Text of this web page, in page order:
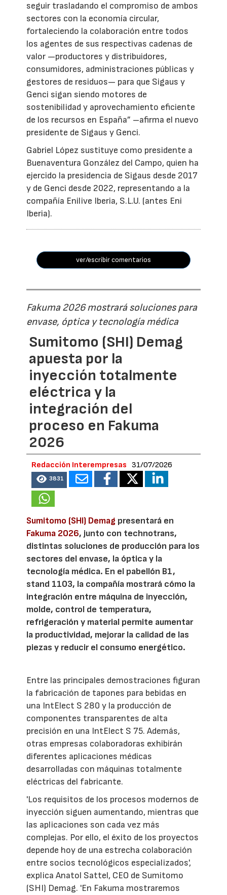
seguir trasladando el compromiso de ambos
sectores con la economía circular,
fortaleciendo la colaboración entre todos
los agentes de sus respectivas cadenas de
valor —productores y distribuidores,
consumidores, administraciones públicas y
gestores de residuos— para que Sigaus y
Genci sigan siendo motores de
sostenibilidad y aprovechamiento eficiente
de los recursos en España” –afirma el nuevo
presidente de Sigaus y Genci.
Gabriel López sustituye como presidente a
Buenaventura González del Campo, quien ha
ejercido la presidencia de Sigaus desde 2017
y de Genci desde 2022, representando a la
compañía Enilive Iberia, S.L.U. (antes Eni
Iberia).
ver/escribir comentarios
Fakuma 2026 mostrará soluciones para
envase, óptica y tecnología médica
Sumitomo (SHI) Demag
apuesta por la
inyección totalmente
eléctrica y la
integración del
proceso en Fakuma
2026
Redacción Interempresas 31/07/2026
3831
Sumitomo (SHI) Demag presentará en
Fakuma 2026, junto con technotrans,
distintas soluciones de producción para los
sectores del envase, la óptica y la
tecnología médica. En el pabellón B1,
stand 1103, la compañía mostrará cómo la
integración entre máquina de inyección,
molde, control de temperatura,
refrigeración y material permite aumentar
la productividad, mejorar la calidad de las
piezas y reducir el consumo energético.
Entre las principales demostraciones figuran
la fabricación de tapones para bebidas en
una IntElect S 280 y la producción de
componentes transparentes de alta
precisión en una IntElect S 75. Además,
otras empresas colaboradoras exhibirán
diferentes aplicaciones médicas
desarrolladas con máquinas totalmente
eléctricas del fabricante.
'Los requisitos de los procesos modernos de
inyección siguen aumentando, mientras que
las aplicaciones son cada vez más
complejas. Por ello, el éxito de los proyectos
depende hoy de una estrecha colaboración
entre socios tecnológicos especializados',
explica Anatol Sattel, CEO de Sumitomo
(SHI) Demag. 'En Fakuma mostraremos